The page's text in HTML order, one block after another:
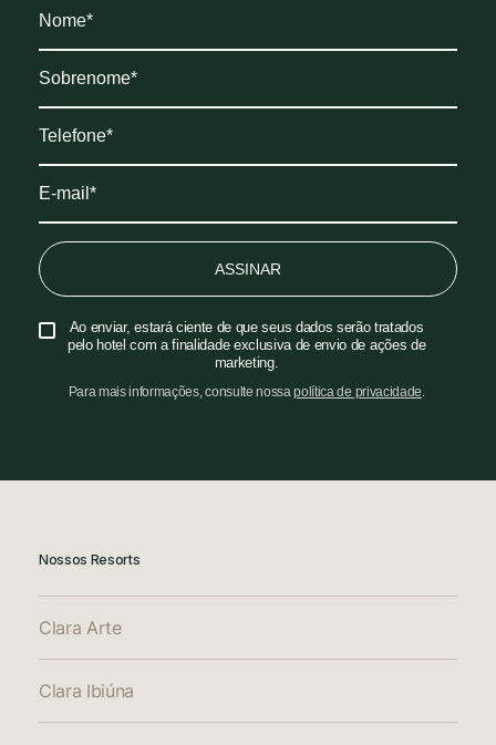
ASSINAR
Ao enviar, estará ciente de que seus dados serão tratados
pelo hotel com a finalidade exclusiva de envio de ações de
marketing.
Para mais informações, consulte nossapolítica de privacidade.
Nossos Resorts
Clara Arte
Clara Ibiúna